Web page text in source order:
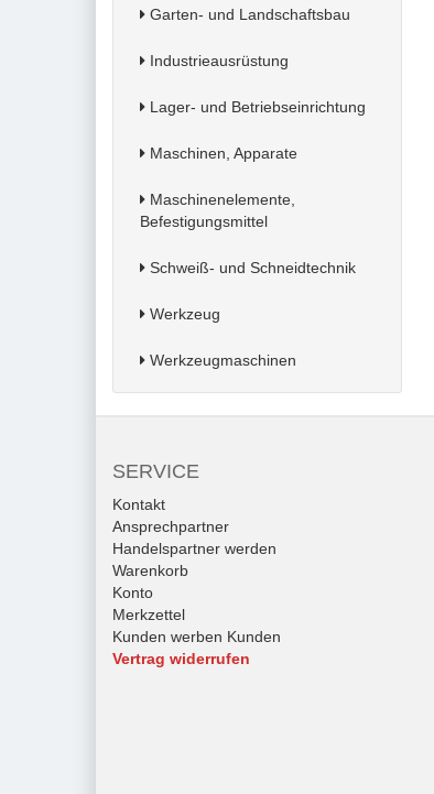
Garten- und Landschaftsbau
Industrieausrüstung
Lager- und Betriebseinrichtung
Maschinen, Apparate
Maschinenelemente,
Befestigungsmittel
Schweiß- und Schneidtechnik
Werkzeug
Werkzeugmaschinen
SERVICE
Kontakt
Ansprechpartner
Handelspartner werden
Warenkorb
Konto
Merkzettel
Kunden werben Kunden
Vertrag widerrufen